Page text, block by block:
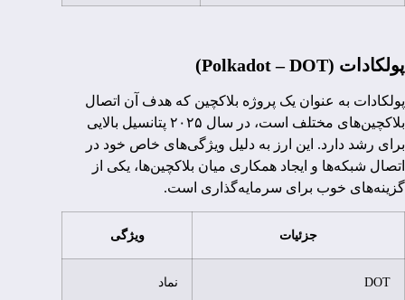
پولکادات (Polkadot – DOT)
پولکادات به عنوان یک پروژه بلاکچین که هدف آن اتصال
بلاکچین‌های مختلف است، در سال ۲۰۲۵ پتانسیل بالایی
برای رشد دارد. این ارز به دلیل ویژگی‌های خاص خود در
اتصال شبکه‌ها و ایجاد همکاری میان بلاکچین‌ها، یکی از
گزینه‌های خوب برای سرمایه‌گذاری است.
جزئیات ویژگی
DOT نماد